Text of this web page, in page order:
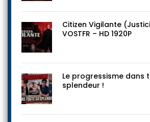
Citizen Vigilante
VOSTFR – HD 1920P
Le progressisme dans
splendeur !